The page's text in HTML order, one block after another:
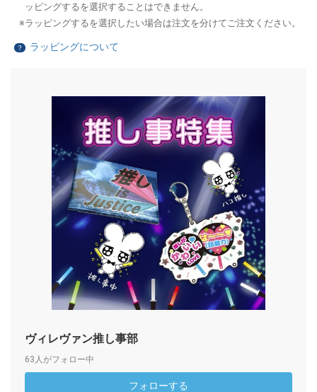
ッピングするを選択することはできません。
ラッピングするを選択したい場合は注文を分けてご注文ください。
？ ラッピングについて
ヴィレヴァン推し事部
63人がフォロー中
フォローする